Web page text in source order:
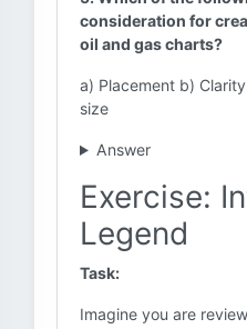
consideration for
oil and gas charts?
a) Placement b)
size
Answer
Exercise:
Legend
Task:
Imagine you are